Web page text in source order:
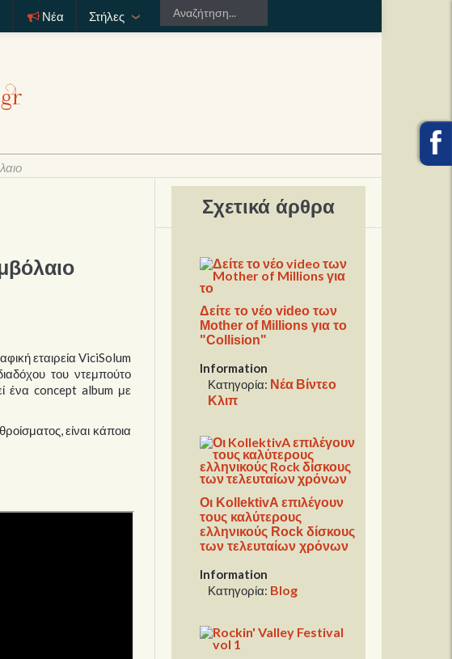
Νέα Στήλες
εταιρεία ViciSolum
του ντεμπούτο
ένα concept album με
είναι κάποια
Σχετικά άρθρα
Δείτε το νέο video των
Mother of Millions για το
"Collision"
Information
Κατηγορία: Νέα Βίντεο
Κλιπ
Οι KollektivA επιλέγουν
τους καλύτερους
ελληνικούς Rock δίσκους
των τελευταίων χρόνων
Information
Κατηγορία: Blog